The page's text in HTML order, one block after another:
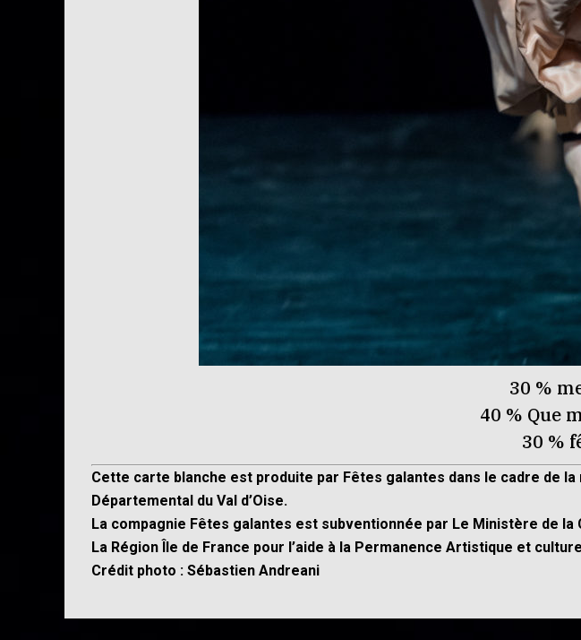
30 %
40 % Que
30 %
Cette carte blanche est produite par Fêtes galantes dans le cadre de
Départemental du Val d’Oise.
La compagnie Fêtes galantes est subventionnée par Le Ministère de
La Région Île de France pour l’aide à la Permanence Artistique et
Crédit photo : Sébastien Andreani